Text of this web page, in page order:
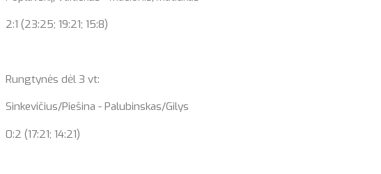
2:1 (23:25; 19:21; 15:8)
Rungtynės dėl 3 vt:
Sinkevičius/Piešina - Palubinskas/Gilys
0:2 (17:21; 14:21)